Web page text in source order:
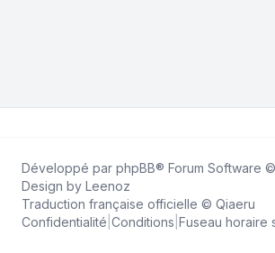
Développé par phpBB® Forum Software
Design by Leenoz
Traduction française officielle © Qiaeru
Confidentialité Conditions Fuseau horaire